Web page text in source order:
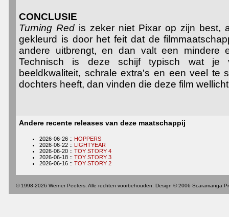
CONCLUSIE
Turning Red is zeker niet Pixar op zijn best,
gekleurd is door het feit dat de
andere uitbrengt, en dan valt een mindere
Technisch is deze schijf typisch wat je
beeldkwaliteit, schrale extra's en een veel te
dochters heeft, dan vinden die deze film
Andere recente releases van deze maatschappij
2026-06-26 :: HOPPERS
2026-06-22 :: LIGHTYEAR
2026-06-20 :: TOY STORY 4
2026-06-18 :: TOY STORY 3
2026-06-16 :: TOY STORY 2
© 1998-2026 Werner Peeters. Alle rechten voorbehouden. Design © 2006 Scaramanga